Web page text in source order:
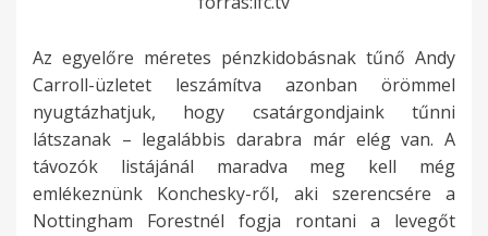
Az egyelőre méretes pénzkidobásnak tűnő Andy
Carroll-üzletet leszámítva azonban örömmel
nyugtázhatjuk, hogy csatárgondjaink tűnni
látszanak – legalábbis darabra már elég van. A
távozók listájánál maradva meg kell még
emlékeznünk Konchesky-ről, aki szerencsére a
Nottingham Forestnél fogja rontani a levegőt